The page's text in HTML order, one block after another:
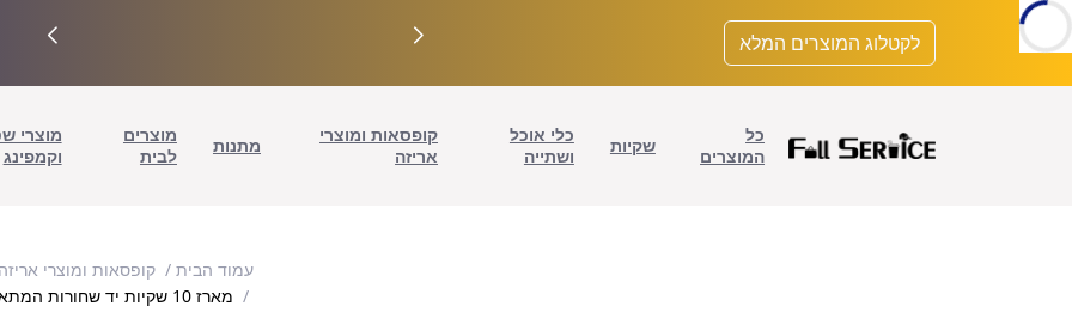
לתוכן
לקטלוג המוצרים המלא
כל
המוצרים
שקיות
כלי אוכל
ושתייה
קופסאות ומוצרי
אריזה
מתנות
מוצרים
לבית
מוצרי
וקמפינג
עמוד הבית קופסאות ומוצרי אריזה
מארז 10 שקיות יד שחורות המתאימות לקופסאות תכשיטים עם סרט